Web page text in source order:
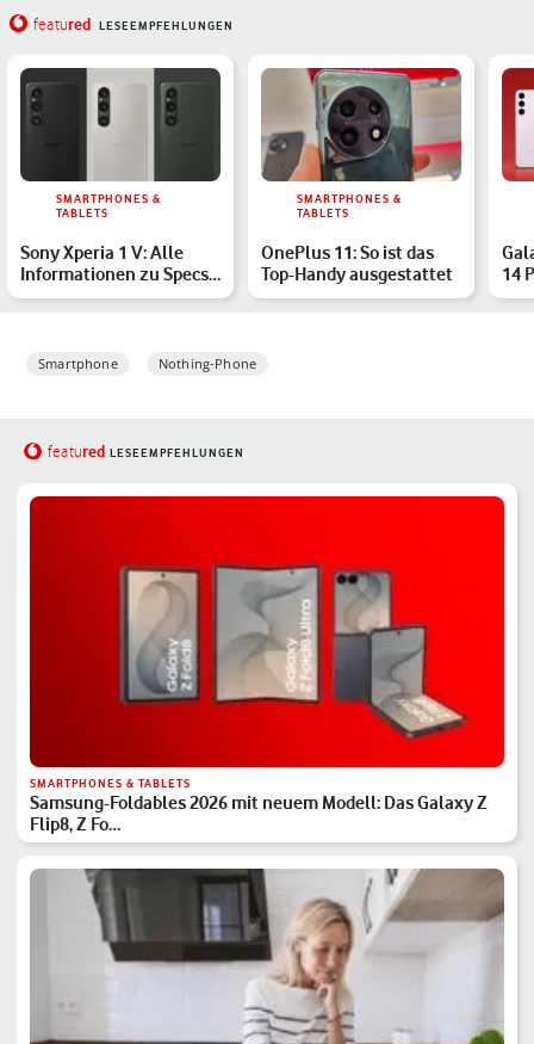
featured LESEEMPFEHLUNGEN
SMARTPHONES &
TABLETS
Sony Xperia 1 V: Alle
Informationen zu Specs
und Release
SMARTPHONES &
TABLETS
OnePlus 11: So ist das
Top-Handy ausgestattet
14
Smartphone Nothing-Phone
featured LESEEMPFEHLUNGEN
SMARTPHONES & TABLETS
Samsung-Foldables 2026 mit neuem Modell: Das Galaxy Z
Flip8, Z Fo…